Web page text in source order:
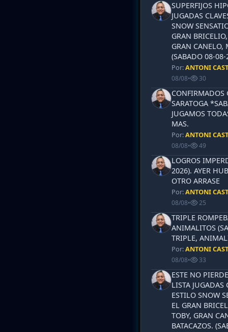
SUPERFIJOS
JUGADAS
SNOW
GRAN
GRAN CANELO,
(SABADO 08-
Por:ANTONI
08/08• 30
CONFIRMADOS
SARATOGA
JUGAMOS
MAS.
Por:ANTONI
08/08• 49
LOGROS
2026). AYER
OTRO ARRASE
Por:ANTONI
08/08• 25
TRIPLE
ANIMALITOS
TRIPLE,
Por:ANTONI
08/08• 33
ESTE NO
LISTA JUGADAS
ESTILO SNOW
EL GRAN
TOBY, GRAN
BATACAZOS.